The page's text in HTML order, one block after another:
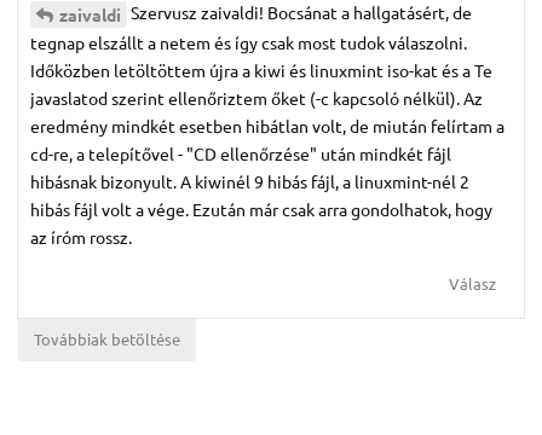
zaivaldi Szervusz zaivaldi! Bocsánat a hallgatásért, de
tegnap elszállt a netem és így csak most tudok válaszolni.
Időközben letöltöttem újra a kiwi és linuxmint iso-kat és a Te
javaslatod szerint ellenőriztem őket (-c kapcsoló nélkül). Az
eredmény mindkét esetben hibátlan volt, de miután felírtam a
cd-re, a telepítővel - "CD ellenőrzése" után mindkét fájl
hibásnak bizonyult. A kiwinél 9 hibás fájl, a linuxmint-nél 2
hibás fájl volt a vége. Ezután már csak arra gondolhatok, hogy
az íróm rossz.
Válasz
Továbbiak betöltése